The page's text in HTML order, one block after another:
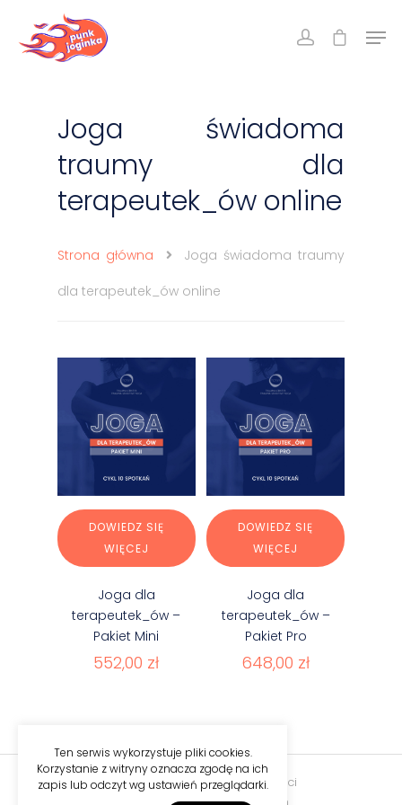
Joga świadoma
traumy dla
terapeutek_ów online
Strona główna
Joga świadoma traumy
dla terapeutek_ów online
DOWIEDZ SIĘ
WIĘCEJ
Joga dla
terapeutek_ów –
Pakiet Mini
552,00 zł
DOWIEDZ SIĘ
WIĘCEJ
Joga dla
terapeutek_ów –
Pakiet Pro
648,00 zł
Regulamin|Polityka prywatności
Ten serwis wykorzystuje pliki cookies.
Korzystanie z witryny oznacza zgodę na ich
zapis lub odczyt wg ustawień przeglądarki.